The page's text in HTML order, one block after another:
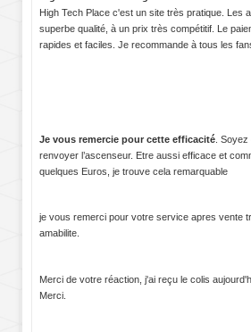
High Tech Place c'est un site très pratique. Les
superbe qualité, à un prix très compétitif. Le
rapides et faciles. Je recommande à tous les
Je vous remercie pour cette efficacité .
renvoyer l’ascenseur. Etre aussi efficace et
quelques Euros, je trouve cela remarquable
je vous remerci pour votre service apres vente
amabilite.
Merci de votre réaction, j'ai reçu le colis
Merci.